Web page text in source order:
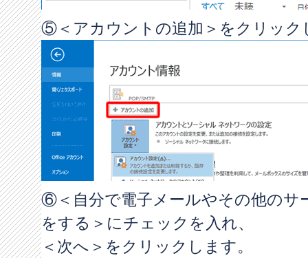
⑤＜アカウントの追加＞をクリック
⑥＜自分で電子メールやその他のサ
をする＞にチェックを入れ、
＜次へ＞をクリックします。